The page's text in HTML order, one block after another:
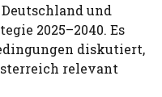
und
2025–2040. Es
diskutiert,
relevant